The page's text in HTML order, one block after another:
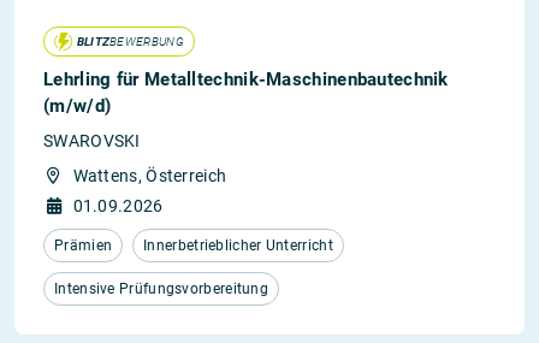
BLITZBEWERBUNG
Lehrling für Metalltechnik-Maschinenbautechnik
(m/w/d)
SWAROVSKI
Wattens, Österreich
01.09.2026
Prämien Innerbetrieblicher Unterricht
Intensive Prüfungsvorbereitung